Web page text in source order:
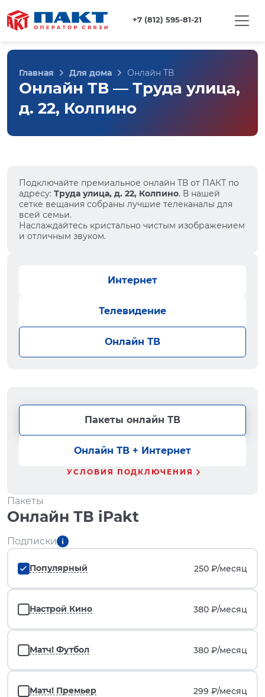
+7 (812) 595-81-21
Главная Для дома Онлайн ТВ
Онлайн ТВ — Труда улица,
д. 22, Колпино
Подключайте премиальное онлайн ТВ от ПАКТ по
адресу: Труда улица, д. 22, Колпино. В нашей
сетке вещания собраны лучшие телеканалы для
всей семьи.
Наслаждайтесь кристально чистым изображением
и отличным звуком.
Интернет
Телевидение
Онлайн ТВ
Пакеты онлайн ТВ
Онлайн ТВ + Интернет
УСЛОВИЯ ПОДКЛЮЧЕНИЯ
Пакеты
Онлайн ТВ iPakt
Подписки
Популярный 250 ₽/месяц
Настрой Кино 380 ₽/месяц
Матч! Футбол 380 ₽/месяц
Матч! Премьер 299 ₽/месяц